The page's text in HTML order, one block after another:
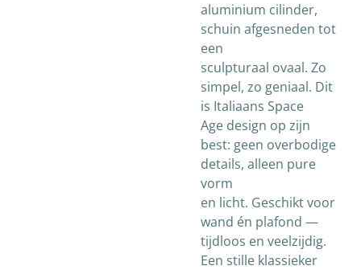
aluminium cilinder,
schuin afgesneden tot
een
sculpturaal ovaal. Zo
simpel, zo geniaal. Dit
is Italiaans Space
Age design op zijn
best: geen overbodige
details, alleen pure
vorm
en licht. Geschikt voor
wand én plafond —
tijdloos en veelzijdig.
Een stille klassieker